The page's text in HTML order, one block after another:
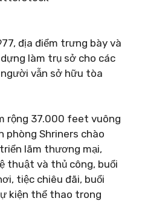
địa điểm trưng bày và
làm trụ sở cho các
vẫn sở hữu tòa
rộng 37.000 feet vuông
phòng Shriners chào
lãm thương mại,
thuật và thủ công, buổi
tiệc chiêu đãi, buổi
kiện thể thao trong